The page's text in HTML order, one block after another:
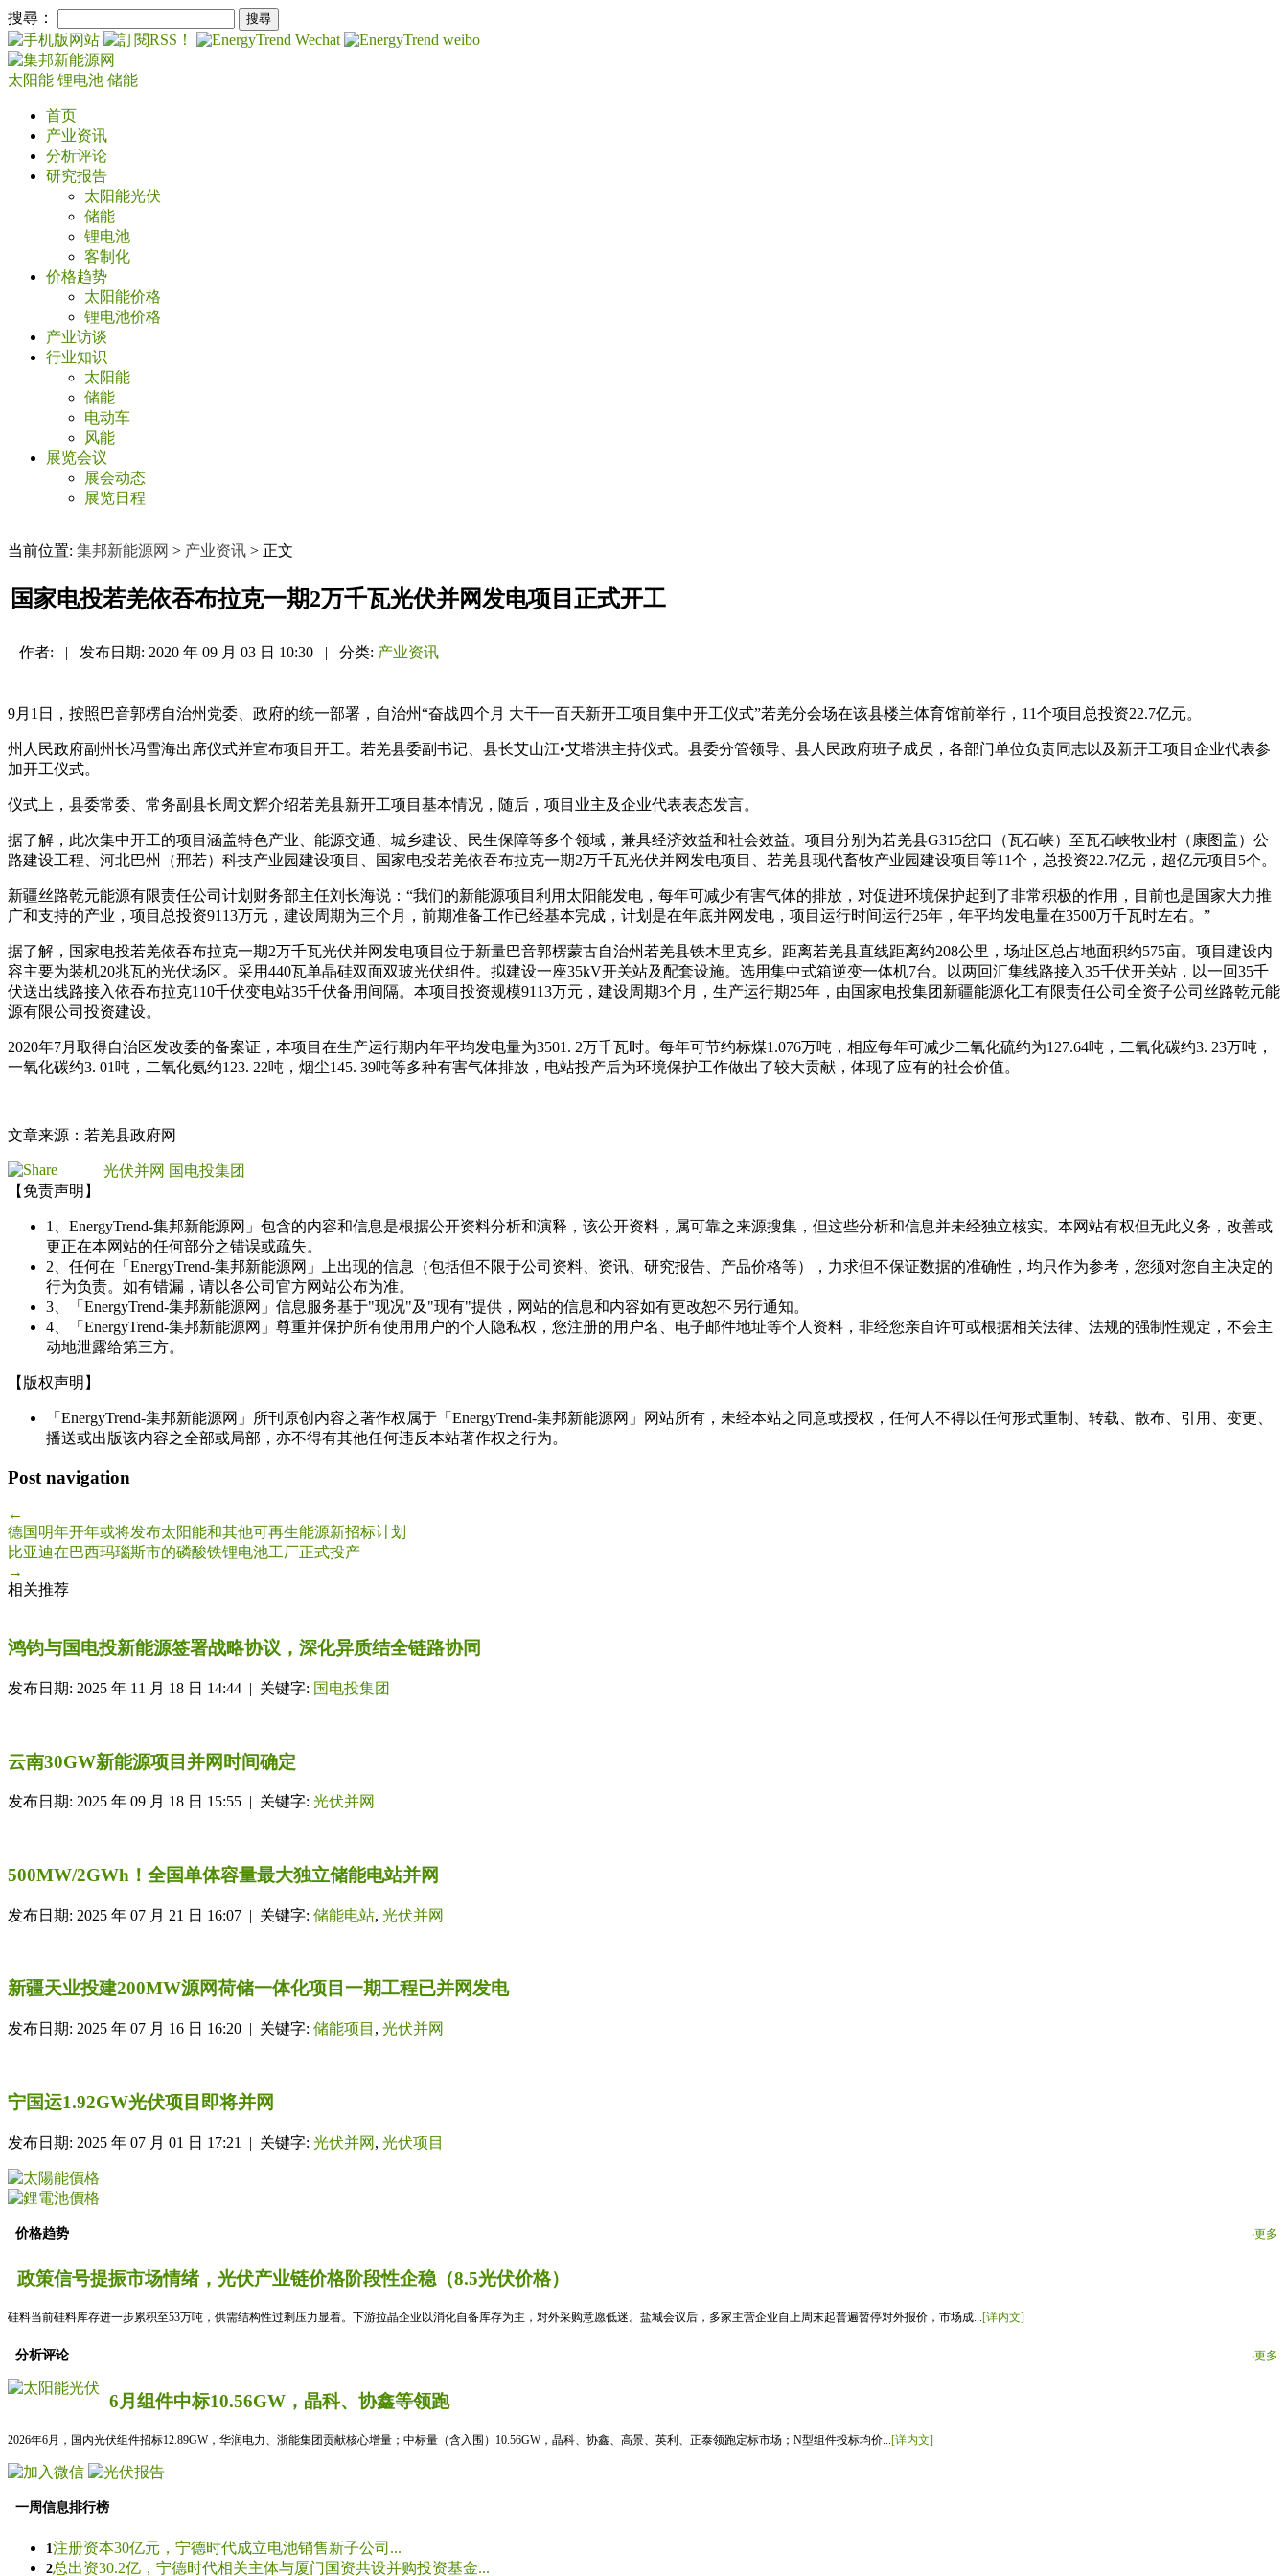
搜尋：
太阳能 锂电池 储能
首页
产业资讯
分析评论
研究报告
太阳能光伏
储能
锂电池
客制化
价格趋势
太阳能价格
锂电池价格
产业访谈
行业知识
太阳能
储能
电动车
风能
展览会议
展会动态
展览日程
当前位置: 集邦新能源网 > 产业资讯 > 正文
国家电投若羌依吞布拉克一期2万千瓦光伏并网发电项目正式开工
作者: | 发布日期: 2020 年 09 月 03 日 10:30 | 分类: 产业资讯
9月1日，按照巴音郭楞自治州党委、政府的统一部署，自治州“奋战四个月 大干一百天新开工项目集中开工仪式”若羌分会场在该县楼兰体育馆前举行，11个项目总投资22.7亿元。
州人民政府副州长冯雪海出席仪式并宣布项目开工。若羌县委副书记、县长艾山江•艾塔洪主持仪式。县委分管领导、县人民政府班子成员，各部门单位负责同志以及新开工项目企业代表参
加开工仪式。
仪式上，县委常委、常务副县长周文辉介绍若羌县新开工项目基本情况，随后，项目业主及企业代表表态发言。
据了解，此次集中开工的项目涵盖特色产业、能源交通、城乡建设、民生保障等多个领域，兼具经济效益和社会效益。项目分别为若羌县G315岔口（瓦石峡）至瓦石峡牧业村（康图盖）公
路建设工程、河北巴州（邢若）科技产业园建设项目、国家电投若羌依吞布拉克一期2万千瓦光伏并网发电项目、若羌县现代畜牧产业园建设项目等11个，总投资22.7亿元，超亿元项目5个。
新疆丝路乾元能源有限责任公司计划财务部主任刘长海说：“我们的新能源项目利用太阳能发电，每年可减少有害气体的排放，对促进环境保护起到了非常积极的作用，目前也是国家大力推
广和支持的产业，项目总投资9113万元，建设周期为三个月，前期准备工作已经基本完成，计划是在年底并网发电，项目运行时间运行25年，年平均发电量在3500万千瓦时左右。”
据了解，国家电投若羌依吞布拉克一期2万千瓦光伏并网发电项目位于新量巴音郭楞蒙古自治州若羌县铁木里克乡。距离若羌县直线距离约208公里，场址区总占地面积约575亩。项目建设内
容主要为装机20兆瓦的光伏场区。采用440瓦单晶硅双面双玻光伏组件。拟建设一座35kV开关站及配套设施。选用集中式箱逆变一体机7台。以两回汇集线路接入35千伏开关站，以一回35千
伏送出线路接入依吞布拉克110千伏变电站35千伏备用间隔。本项目投资规模9113万元，建设周期3个月，生产运行期25年，由国家电投集团新疆能源化工有限责任公司全资子公司丝路乾元能
源有限公司投资建设。
2020年7月取得自治区发改委的备案证，本项目在生产运行期内年平均发电量为3501. 2万千瓦时。每年可节约标煤1.076万吨，相应每年可减少二氧化硫约为127.64吨，二氧化碳约3. 23万吨，
一氧化碳约3. 01吨，二氧化氨约123. 22吨，烟尘145. 39吨等多种有害气体排放，电站投产后为环境保护工作做出了较大贡献，体现了应有的社会价值。
文章来源：若羌县政府网
光伏并网 国电投集团
【免责声明】
1、EnergyTrend-集邦新能源网」包含的内容和信息是根据公开资料分析和演释，该公开资料，属可靠之来源搜集，但这些分析和信息并未经独立核实。本网站有权但无此义务，改善或
更正在本网站的任何部分之错误或疏失。
2、任何在「EnergyTrend-集邦新能源网」上出现的信息（包括但不限于公司资料、资讯、研究报告、产品价格等），力求但不保证数据的准确性，均只作为参考，您须对您自主决定的
行为负责。如有错漏，请以各公司官方网站公布为准。
3、「EnergyTrend-集邦新能源网」信息服务基于"现况"及"现有"提供，网站的信息和内容如有更改恕不另行通知。
4、「EnergyTrend-集邦新能源网」尊重并保护所有使用用户的个人隐私权，您注册的用户名、电子邮件地址等个人资料，非经您亲自许可或根据相关法律、法规的强制性规定，不会主
动地泄露给第三方。
【版权声明】
「EnergyTrend-集邦新能源网」所刊原创内容之著作权属于「EnergyTrend-集邦新能源网」网站所有，未经本站之同意或授权，任何人不得以任何形式重制、转载、散布、引用、变更、
播送或出版该内容之全部或局部，亦不得有其他任何违反本站著作权之行为。
Post navigation
←
德国明年开年或将发布太阳能和其他可再生能源新招标计划
比亚迪在巴西玛瑙斯市的磷酸铁锂电池工厂正式投产
→
相关推荐
鸿钧与国电投新能源签署战略协议，深化异质结全链路协同
发布日期: 2025 年 11 月 18 日 14:44 | 关键字: 国电投集团
云南30GW新能源项目并网时间确定
发布日期: 2025 年 09 月 18 日 15:55 | 关键字: 光伏并网
500MW/2GWh！全国单体容量最大独立储能电站并网
发布日期: 2025 年 07 月 21 日 16:07 | 关键字: 储能电站, 光伏并网
新疆天业投建200MW源网荷储一体化项目一期工程已并网发电
发布日期: 2025 年 07 月 16 日 16:20 | 关键字: 储能项目 , 光伏并网
宁国运1.92GW光伏项目即将并网
发布日期: 2025 年 07 月 01 日 17:21 | 关键字: 光伏并网 , 光伏项目
价格趋势 ‧更多
政策信号提振市场情绪，光伏产业链价格阶段性企稳（8.5光伏价格）
硅料当前硅料库存进一步累积至53万吨，供需结构性过剩压力显着。下游拉晶企业以消化自备库存为主，对外采购意愿低迷。盐城会议后，多家主营企业自上周末起普遍暂停对外报价，市场成...[详内文]
分析评论 ‧更多
6月组件中标10.56GW，晶科、协鑫等领跑
2026年6月，国内光伏组件招标12.89GW，华润电力、浙能集团贡献核心增量；中标量（含入围）10.56GW，晶科、协鑫、高景、英利、正泰领跑定标市场；N型组件投标均价... [详内文]
一周信息排行榜
1注册资本30亿元，宁德时代成立电池销售新子公司...
2总出资30.2亿，宁德时代相关主体与厦门国资共设并购投资基金...